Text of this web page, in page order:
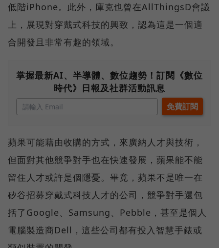
低階iPhone。此外，庫克也曾在AllThingsD會議
上，展現對穿戴式科技的興致，認為這是一個適
合開發且非常有趣的領域。
掌握最新AI、半導體、數位趨勢！訂閱《數位
時代》日報及社群活動訊息
蘋果可能藉由收購的方式，來廣納人才與技術，
但面對其他競爭對手也在快速發展，蘋果能不能
留住人才或許是個隱憂。畢竟，蘋果不是唯一在
矽谷招募穿戴式科技人才的公司，競爭對手還包
括了Google、Samsung、Pebble，甚至是個人
電腦製造商Dell，這些公司都有投入智慧手錶或